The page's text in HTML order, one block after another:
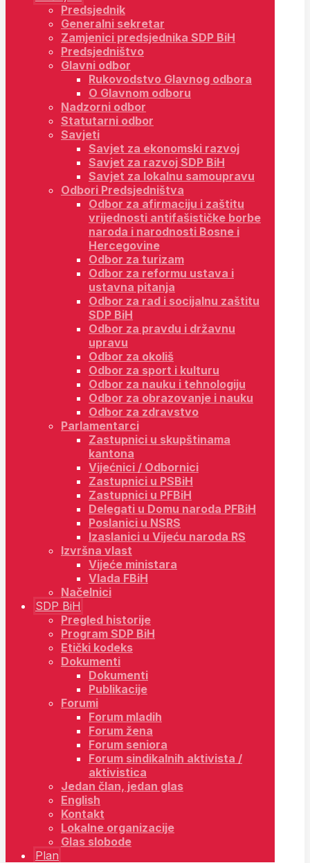
Predsjednik
Generalni sekretar
Zamjenici predsjednika SDP BiH
Predsjedništvo
Glavni odbor
Rukovodstvo Glavnog odbora
O Glavnom odboru
Nadzorni odbor
Statutarni odbor
Savjeti
Savjet za ekonomski razvoj
Savjet za razvoj SDP BiH
Savjet za lokalnu samoupravu
Odbori Predsjedništva
Odbor za afirmaciju i zaštitu
vrijednosti antifašističke borbe
naroda i narodnosti Bosne i
Hercegovine
Odbor za turizam
Odbor za reformu ustava i
ustavna pitanja
Odbor za rad i socijalnu zaštitu
SDP BiH
Odbor za pravdu i državnu
upravu
Odbor za okoliš
Odbor za sport i kulturu
Odbor za nauku i tehnologiju
Odbor za obrazovanje i nauku
Odbor za zdravstvo
Parlamentarci
Zastupnici u skupštinama
kantona
Vijećnici / Odbornici
Zastupnici u PSBiH
Zastupnici u PFBiH
Delegati u Domu naroda PFBiH
Poslanici u NSRS
Izaslanici u Vijeću naroda RS
Izvršna vlast
Vijeće ministara
Vlada FBiH
Načelnici
SDP BiH
Pregled historije
Program SDP BiH
Etički kodeks
Dokumenti
Dokumenti
Publikacije
Forumi
Forum mladih
Forum žena
Forum seniora
Forum sindikalnih aktivista /
aktivistica
Jedan član, jedan glas
English
Kontakt
Lokalne organizacije
Glas slobode
Plan